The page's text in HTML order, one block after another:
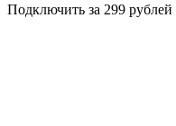
Подключить за 299 рублей